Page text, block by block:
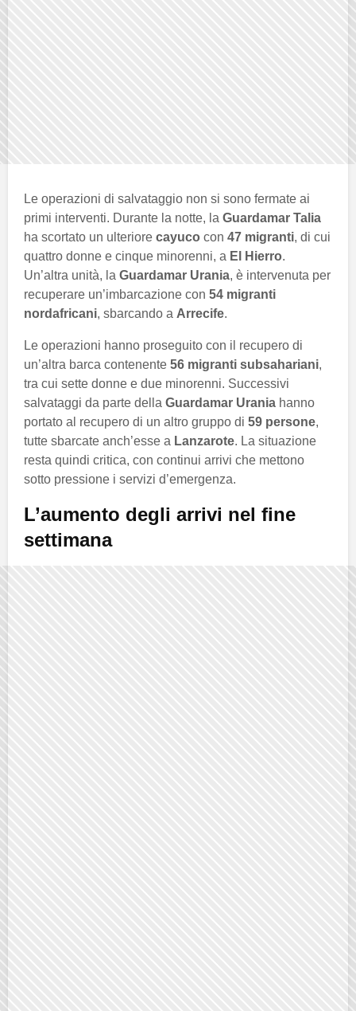
Le operazioni di salvataggio non si sono fermate ai
primi interventi. Durante la notte, la Guardamar Talia
ha scortato un ulteriore cayuco con 47 migranti, di cui
quattro donne e cinque minorenni, a El Hierro.
Un’altra unità, la Guardamar Urania, è intervenuta per
recuperare un’imbarcazione con 54 migranti
nordafricani, sbarcando a Arrecife.
Le operazioni hanno proseguito con il recupero di
un’altra barca contenente 56 migranti subsahariani,
tra cui sette donne e due minorenni. Successivi
salvataggi da parte della Guardamar Urania hanno
portato al recupero di un altro gruppo di 59 persone,
tutte sbarcate anch’esse a Lanzarote. La situazione
resta quindi critica, con continui arrivi che mettono
sotto pressione i servizi d’emergenza.
L’aumento degli arrivi nel fine
settimana